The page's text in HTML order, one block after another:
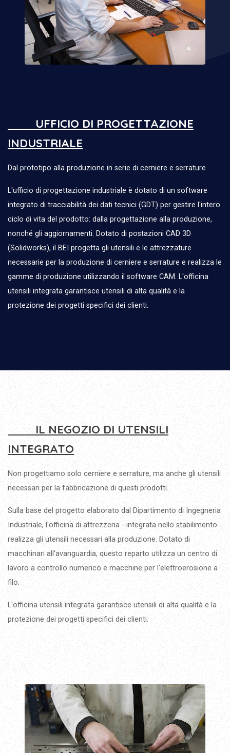
UFFICIO DI PROGETTAZIONE
INDUSTRIALE
Dal prototipo alla produzione in serie di cerniere e serrature
L'ufficio di progettazione industriale è dotato di un software
integrato di tracciabilità dei dati tecnici (GDT) per gestire l'intero
ciclo di vita del prodotto: dalla progettazione alla produzione,
nonché gli aggiornamenti. Dotato di postazioni CAD 3D
(Solidworks), il BEI progetta gli utensili e le attrezzature
necessarie per la produzione di cerniere e serrature e realizza le
gamme di produzione utilizzando il software CAM. L'officina
utensili integrata garantisce utensili di alta qualità e la
protezione dei progetti specifici dei clienti.
IL NEGOZIO DI UTENSILI
INTEGRATO
Non progettiamo solo cerniere e serrature, ma anche gli utensili
necessari per la fabbricazione di questi prodotti.
Sulla base del progetto elaborato dal Dipartimento di Ingegneria
Industriale, l'officina di attrezzeria - integrata nello stabilimento -
realizza gli utensili necessari alla produzione. Dotato di
macchinari all'avanguardia, questo reparto utilizza un centro di
lavoro a controllo numerico e macchine per l'elettroerosione a
filo.
L'officina utensili integrata garantisce utensili di alta qualità e la
protezione dei progetti specifici dei clienti.